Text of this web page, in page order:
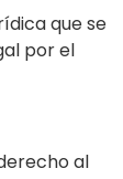
que se
por el
al